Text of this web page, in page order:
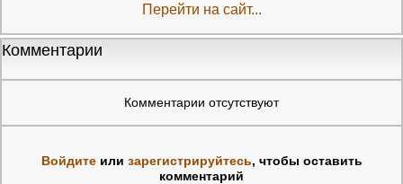
Перейти на сайт...
Комментарии
Комментарии отсутствуют
Войдитеили зарегистрируйтесь, чтобы оставить
комментарий